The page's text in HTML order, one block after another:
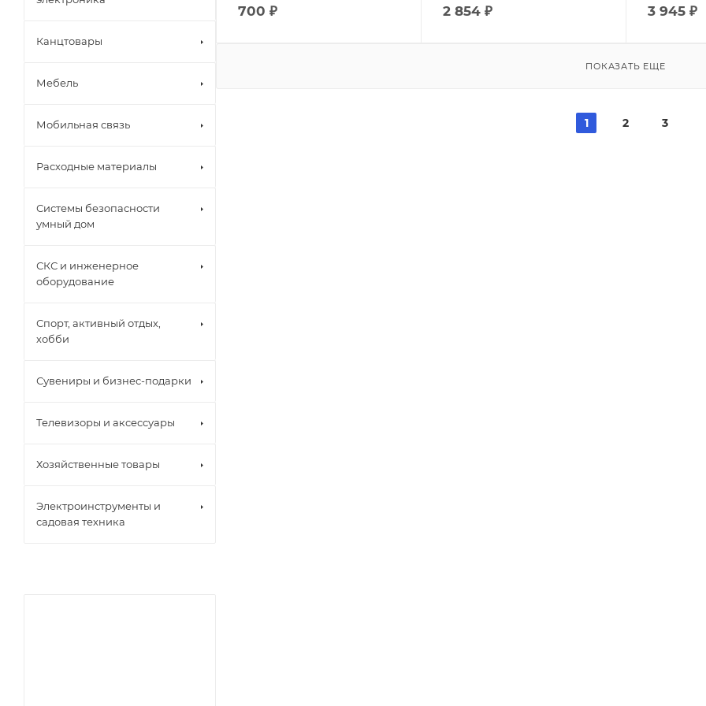
700 ₽ 2 854₽ 3 945₽
ПОКАЗАТЬ ЕЩЕ
1 2 3
Канцтовары
Мебель
Мобильная связь
Расходные материалы
Системы безопасности
умный дом
СКС и инженерное
оборудование
Спорт, активный отдых,
хобби
Сувениры и бизнес-подарки
Телевизоры и аксессуары
Хозяйственные товары
Электроинструменты и
садовая техника